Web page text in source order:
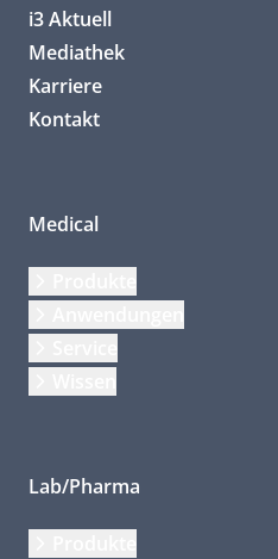
i3 Aktuell
Mediathek
Karriere
Kontakt
Medical
Lab/Pharma